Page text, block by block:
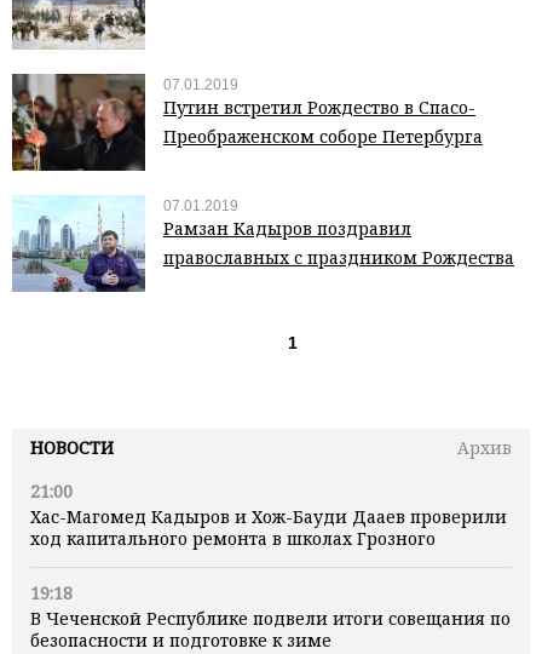
НОВОСТИ
Архив
21:00
Хас-Магомед Кадыров и Хож-Бауди Дааев проверили
ход капитального ремонта в школах Грозного
19:18
В Чеченской Республике подвели итоги совещания по
безопасности и подготовке к зиме
07.01.2019
Путин встретил Рождество в Спасо-
Преображенском соборе Петербурга
07.01.2019
Рамзан Кадыров поздравил
православных с праздником Рождества
1